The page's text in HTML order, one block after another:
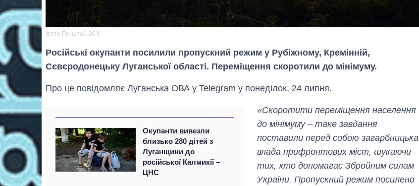
фото Генштаб ЗСУ
Російські окупанти посилили пропускний режим у Рубіжному, Кремінній,
Сєвєродонецьку Луганської області. Переміщення скоротили до мінімуму.
Про це повідомляє Луганська ОВА у Telegram у понеділок, 24 липня.
Окупанти вивезли
близько 280 дітей з
Луганщини до
російської Калмикії –
ЦНС
«Скоротити переміщення населення
до мінімуму – таке завдання
поставили перед собою загарбницька
влада прифронтових міст, шукаючи
тих, хто допомагає Збройним силам
України. Пропускний режим посилено